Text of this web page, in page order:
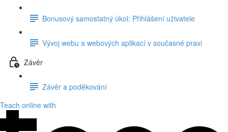
Bonusový samostatný úkol: Přihlášení uživatele
Vývoj webu a webových aplikací v současné praxi
Závěr
Závěr a poděkování
Teach online with